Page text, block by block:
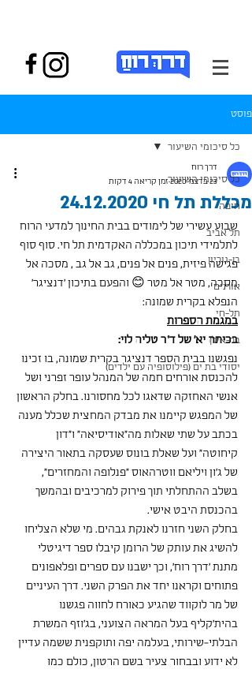
פוסט
כל סיכומי השיעור
חיפה
תל אביב
בן-גוריון
אורנים
תל-חי
בר-אילן
יסודי בת ים (פילוסופיה עם ילדים)
כל סיכומי השיעור
מכללת תל חי 24.12.2020
דרך רוח
23 בדצמ׳ 2020
זמן קריאה 4 דקות
שבוע עשירי של לימודים בבית החינוך למדעי הרוח
לתלמידי תיכון במכללה האקדמית תל חי. סוף סוף
פגישה פיזית, פנים אל פנים, גב אל גב , מסכה אל
מסכה, מטר אל מטר 😊 והפעם בתיכון 'דנציגר'
הנפלא בקרית שמונה:
במגמת הספרות
בכיתה יא' של ד"ר טליה לוי:
נפגשנו בבית הספר דנציגר בקרית שמונה, בו זכינו
להכנסת אורחים חמה של המנהל עופר זפרני ושל
אנשי האחזקה שדאגו לכל מחסורנו. בחלק הראשון
של המפגש קיימנו את מבדק המחצית שכלל מענה
בכתב על שתי שאלות מה"אודיסיאה" ו"דון
קיחוטה" ועל שאלת בונוס שעסקה בתאור היצירה
של ג'ון ויליאם ווטרהאוס "פנלופה והמחזרים",
בשלב ההתחלתי תוך פירוק למרכיבים ובהמשך
בהכנסת היבט אישי.
בחלק השני חזרנו לאנקת גבהים. מי שלא הצליחו
להשיג את עותק של הרומן קיבלו ספר דיגיטלי
מתנת 'דרך רוח', וכך ישבנו עם ספרים ופלאפונים
פתוחים וקראנו יחד את הפרק השני. דרך העיניים
של מר לוקווד שהגיע כאורח לחווה פגשנו
בהית'קליף בעל המראה הצועני, בג'וזף המשרת
הבלתי-שירותי, בעלמה יפה ותוקפנית ששמה עדיין
לא ידוע ובבחור צעיר בשם הרטון, כולם כמו